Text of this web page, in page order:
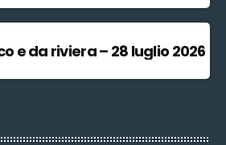
e da riviera – 28 luglio 2026